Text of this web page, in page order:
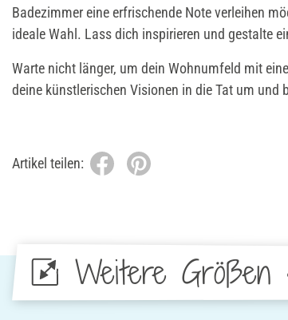
Badezimmer eine erfrischende Note verleihen
ideale Wahl. Lass dich inspirieren und gestalte
Warte nicht länger, um dein Wohnumfeld mit
deine künstlerischen Visionen in die Tat um und
Artikel teilen:
Weitere Größen